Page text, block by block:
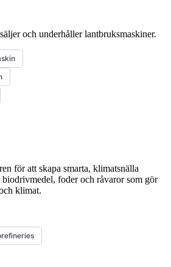
och underhåller lantbruksmaskiner.
för att skapa smarta, klimatsnälla
foder och råvaror som gör
klimat.